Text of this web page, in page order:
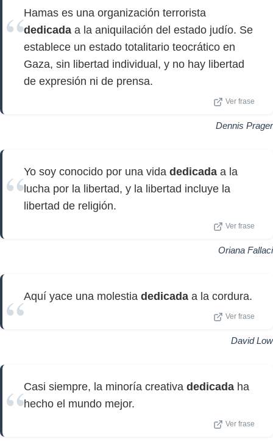
Hamas es una organización terrorista
dedicada a la aniquilación del estado judío. Se
establece un estado totalitario teocrático en
Gaza, sin libertad individual, y no hay libertad
de expresión ni de prensa.
Ver frase
Dennis Prager
Yo soy conocido por una vida dedicada a la
lucha por la libertad, y la libertad incluye la
libertad de religión.
Ver frase
Oriana Fallaci
Aquí yace una molestia dedicada a la cordura.
Ver frase
David Low
Casi siempre, la minoría creativa dedicada ha
hecho el mundo mejor.
Ver frase